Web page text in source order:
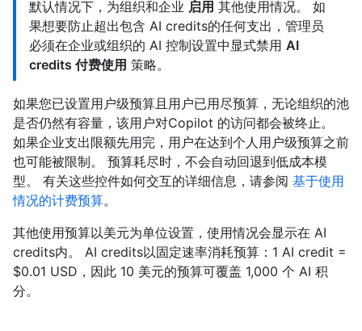
默认情况下，为组织和企业 启用 其他使用情况。 如
果想要防止超出包含 AI credits的任何支出，管理员
必须在企业或组织的 AI 控制设置中显式禁用 AI
credits 付费使用 策略。
如果您已设置用户级预算且用户已用尽预算，无论组织的池
是否仍然有容量，该用户对Copilot 的访问都会被终止。
如果企业支出限额先用完，用户在达到个人用户级预算之前
也可能被限制。 预算耗尽时，不会自动回退到低成本模
型。 有关这些控件如何交互的详细信息，请参阅 基于使用
情况的计费预算。
其他使用预算以美元为单位设置，使用情况会显示在 AI
credits内。 AI credits以固定速率消耗预算：1 AI credit =
$0.01 USD，因此 10 美元的预算可覆盖 1,000 个 AI 积
分。